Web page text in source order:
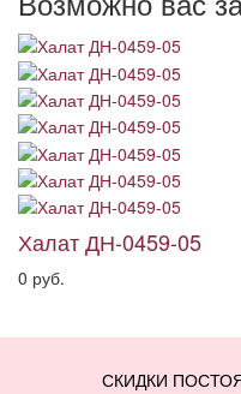
Халат ДН-0459-05
0 руб.
СКИДКИ